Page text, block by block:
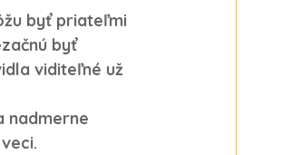
byť priateľmi
byť
viditeľné už
nadmerne